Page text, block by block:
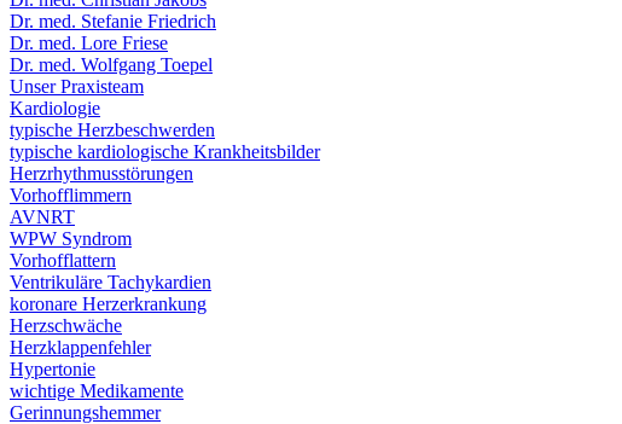
Dr. med. Stefanie Friedrich
Dr. med. Lore Friese
Dr. med. Wolfgang Toepel
Unser Praxisteam
Kardiologie
typische Herzbeschwerden
typische kardiologische Krankheitsbilder
Herzrhythmusstörungen
Vorhofflimmern
AVNRT
WPW Syndrom
Vorhofflattern
Ventrikuläre Tachykardien
koronare Herzerkrankung
Herzschwäche
Herzklappenfehler
Hypertonie
wichtige Medikamente
Gerinnungshemmer